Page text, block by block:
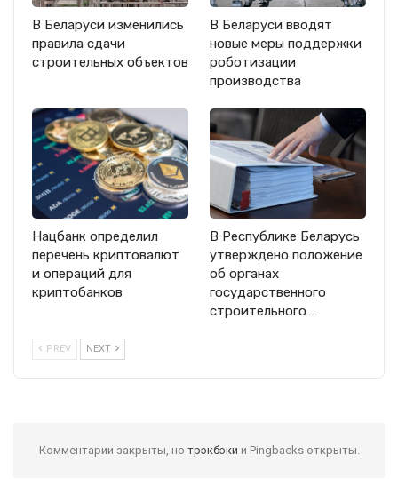
В Беларуси изменились
правила сдачи
строительных объектов
В Беларуси вводят
новые меры поддержки
роботизации
производства
Нацбанк определил
перечень криптовалют
и операций для
криптобанков
В Республике Беларусь
утверждено положение
об органах
государственного
строительного…
PREV NEXT
Комментарии закрыты, но трэкбэки и Pingbacks открыты.